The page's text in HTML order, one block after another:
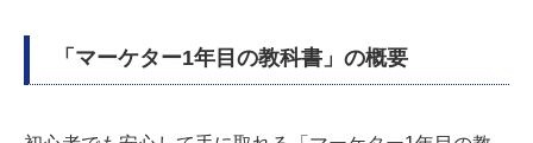
「マーケター1年目の教科書」の概要